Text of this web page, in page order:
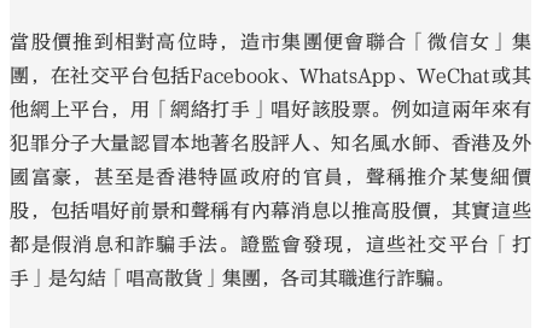
當股價推到相對高位時，造市集團便會聯合「微信女」集
團，在社交平台包括Facebook、WhatsApp、WeChat或其
他網上平台，用「網絡打手」唱好該股票。例如這兩年來有
犯罪分子大量認冒本地著名股評人、知名風水師、香港及外
國富豪，甚至是香港特區政府的官員，聲稱推介某隻細價
股，包括唱好前景和聲稱有內幕消息以推高股價，其實這些
都是假消息和詐騙手法。證監會發現，這些社交平台「打
手」是勾結「唱高散貨」集團，各司其職進行詐騙。